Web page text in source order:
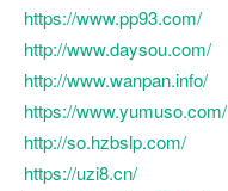
https://www.pp93.com/
http://www.daysou.com/
http://www.wanpan.info/
https://www.yumuso.com/
http://so.hzbslp.com/
https://uzi8.cn/